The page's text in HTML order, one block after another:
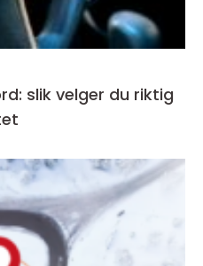
slik velger du riktig